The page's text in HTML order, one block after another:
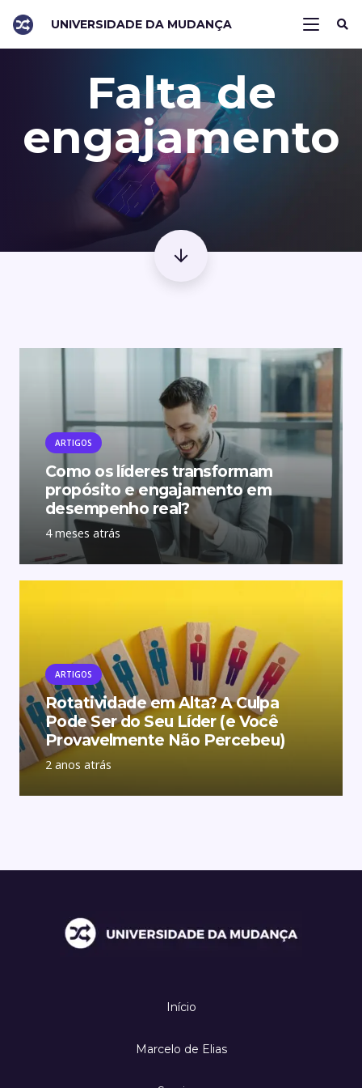
UNIVERSIDADE DA MUDANÇA
Falta de
engajamento
ARTIGOS
Como os líderes transformam
propósito e engajamento em
desempenho real?
4 meses atrás
ARTIGOS
Rotatividade em Alta? A Culpa
Pode Ser do Seu Líder (e Você
Provavelmente Não Percebeu)
2 anos atrás
Início
Marcelo de Elias